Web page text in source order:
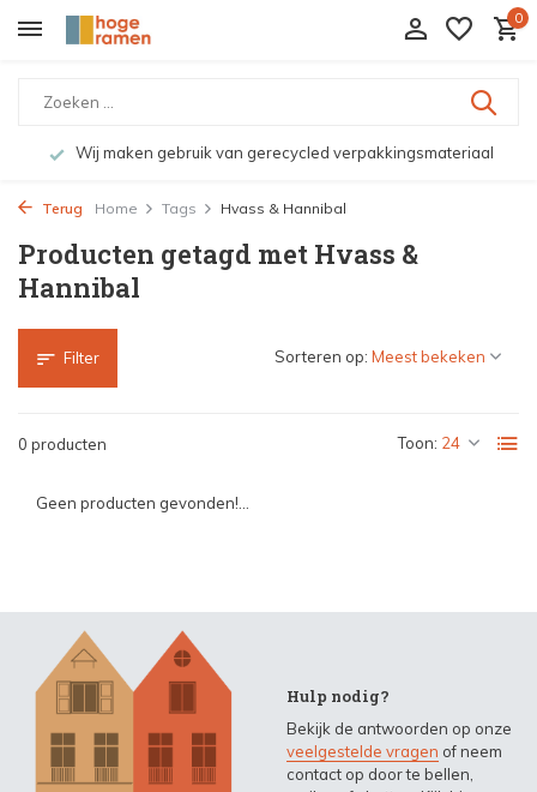
0
Wij maken gebruik van gerecycled verpakkingsmateriaal
Terug Home Tags Hvass & Hannibal
Producten getagd met Hvass &
Hannibal
Filter
0 producten Toon:
Sorteren op:
Geen producten gevonden!...
Hulp nodig?
Bekijk de antwoorden op onze
veelgestelde vragen of neem
contact op door te bellen,